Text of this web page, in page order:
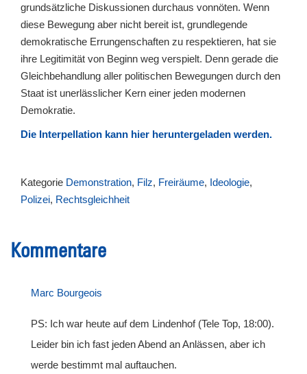
grundsätzliche Diskussionen durchaus vonnöten. Wenn
diese Bewegung aber nicht bereit ist, grundlegende
demokratische Errungenschaften zu respektieren, hat sie
ihre Legitimität von Beginn weg verspielt. Denn gerade die
Gleichbehandlung aller politischen Bewegungen durch den
Staat ist unerlässlicher Kern einer jeden modernen
Demokratie.
Die Interpellation kann hier heruntergeladen werden.
Kategorie Demonstration, Filz, Freiräume, Ideologie,
Polizei, Rechtsgleichheit
Kommentare
Marc Bourgeois
PS: Ich war heute auf dem Lindenhof (Tele Top, 18:00).
Leider bin ich fast jeden Abend an Anlässen, aber ich
werde bestimmt mal auftauchen.